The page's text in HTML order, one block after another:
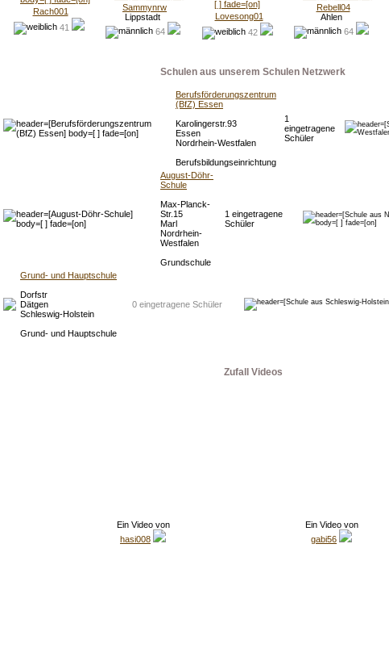
Rach001
41
Sammynrw
Lippstadt
64
Lovesong01
42
Rebell04
Ahlen
64
Schulen aus unserem Schulen Netzwerk
Berufsförderungszentrum
(BfZ) Essen
Karolingerstr.93
Essen
Nordrhein-Westfalen
Berufsbildungseinrichtung
1
eingetragene
Schüler
August-Döhr-
Schule
Max-Planck-
Str.15
Marl
Nordrhein-
Westfalen
Grundschule
1 eingetragene
Schüler
Grund- und Hauptschule
Dorfstr
Dätgen
Schleswig-Holstein
Grund- und Hauptschule
0 eingetragene Schüler
Zufall Videos
Ein Video von
hasi008
Ein Video von
gabi56